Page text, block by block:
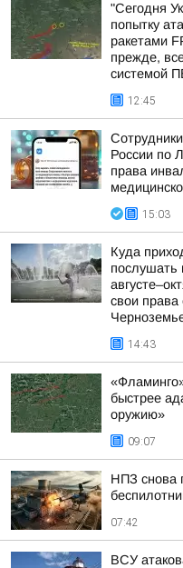
"Сегодня
попытку
ракетами
прежде,
системой
12:45
России по
права
15:03
Куда
послушать
свои права
14:43
быстрее
оружию»
09:07
НПЗ снова
07:42
ВСУ